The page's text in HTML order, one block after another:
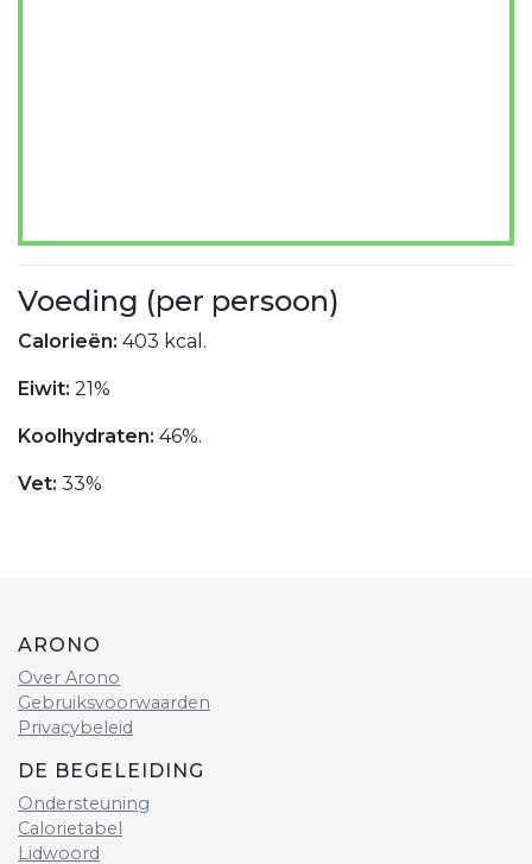
Voeding (per persoon)
Calorieën: 403 kcal.
Eiwit: 21%
Koolhydraten: 46%.
Vet: 33%
ARONO
Over Arono
Gebruiksvoorwaarden
Privacybeleid
DE BEGELEIDING
Ondersteuning
Calorietabel
Lidwoord